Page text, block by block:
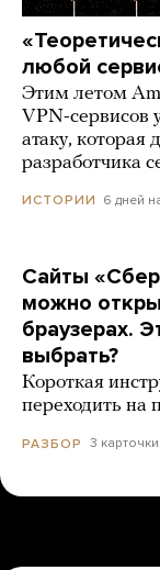
любой
Этим летом
VPN-сервисов
атаку,
разработчика
ИСТОРИИ 6 дней
Сайты
можно
браузерах.
выбрать?
Короткая
переходить на
РАЗБОР 3 карточки